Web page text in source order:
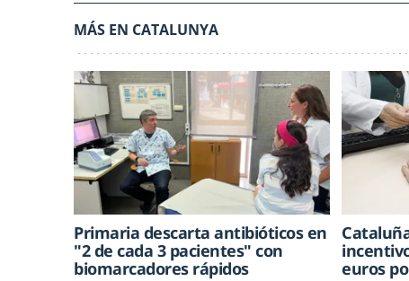
MÁS EN CATALUNYA
Primaria descarta antibióticos en
"2 de cada 3 pacientes" con
biomarcadores rápidos
euros